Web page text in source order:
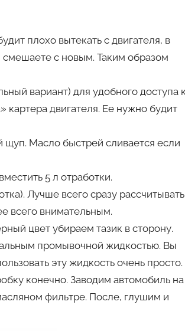
плохо вытекать с двигателя, в
смешаете с новым. Таким образом
вариант) для удобного доступа
двигателя. Ее нужно будит
Масло быстрей сливается если
5 л отработки.
Лучше всего сразу рассчитывать
всего внимательным.
цвет убираем тазик в сторону.
промывочной жидкостью. Вы
эту жидкость очень просто.
конечно. Заводим автомобиль на
фильтре. После, глушим и